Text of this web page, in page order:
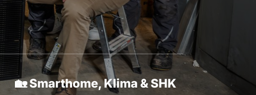
🏡 Smarthome, Klima & SHK